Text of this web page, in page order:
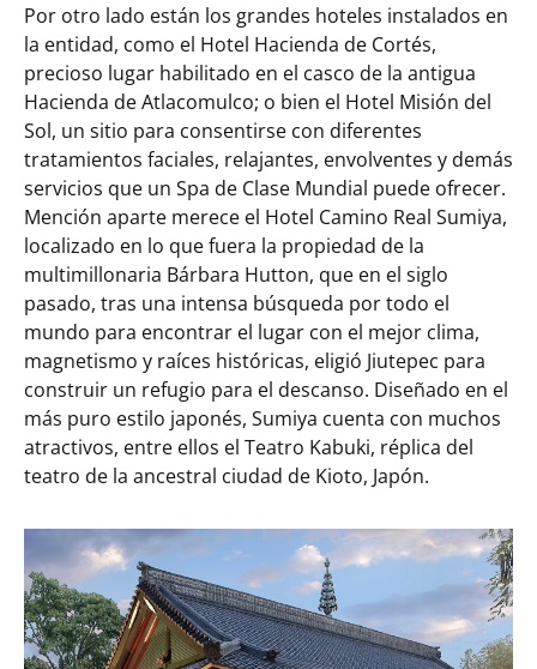
Por otro lado están los grandes hoteles instalados en
la entidad, como el Hotel Hacienda de Cortés,
precioso lugar habilitado en el casco de la antigua
Hacienda de Atlacomulco; o bien el Hotel Misión del
Sol, un sitio para consentirse con diferentes
tratamientos faciales, relajantes, envolventes y demás
servicios que un Spa de Clase Mundial puede ofrecer.
Mención aparte merece el Hotel Camino Real Sumiya,
localizado en lo que fuera la propiedad de la
multimillonaria Bárbara Hutton, que en el siglo
pasado, tras una intensa búsqueda por todo el
mundo para encontrar el lugar con el mejor clima,
magnetismo y raíces históricas, eligió Jiutepec para
construir un refugio para el descanso. Diseñado en el
más puro estilo japonés, Sumiya cuenta con muchos
atractivos, entre ellos el Teatro Kabuki, réplica del
teatro de la ancestral ciudad de Kioto, Japón.